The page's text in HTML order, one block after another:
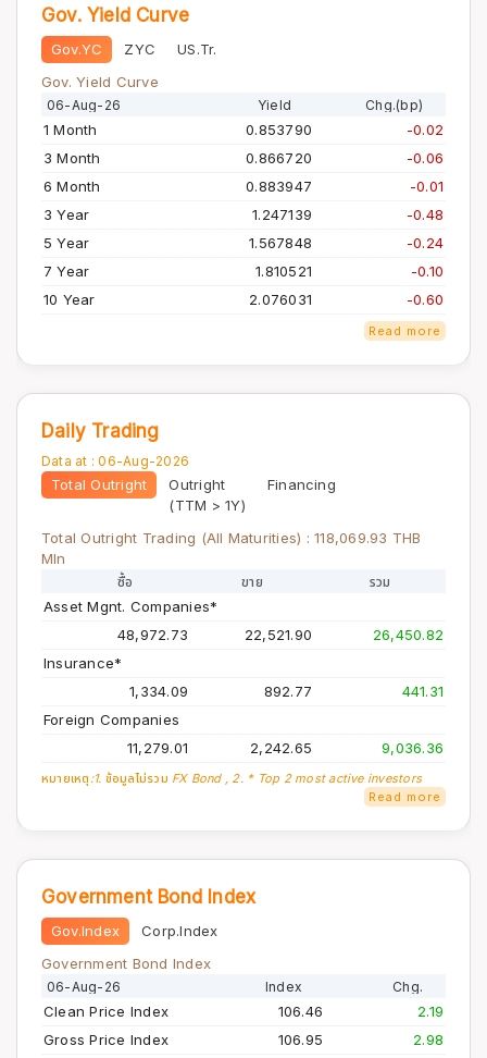
Gov. Yield Curve
Gov.YC ZYC
US.Tr.
Gov. Yield Curve
06-Aug-26 Yield Chg.(bp)
1 Month 0.853790
-0.02
3 Month
0.866720
-0.06
6 Month
0.883947
-0.01
3 Year
1.247139
-0.48
5 Year
1.567848
-0.24
7 Year
1.810521
-0.10
10 Year
2.076031 -0.60
Read more
Daily Trading
Data at :06-Aug-2026
Total Outright
Outright
(TTM > 1Y)
Financing
Total Outright Trading (All Maturities) :118,069.93 THB
Mln
ซื้อ ขาย รวม
Asset Mgnt. Companies*
48,972.73
22,521.90
26,450.82
Insurance*
1,334.09
892.77
441.31
Foreign Companies
11,279.01
2,242.65 9,036.36
หมายเหตุ:1. ข้อมูลไม่รวม FX Bond , 2. * Top 2 most active investors
Read more
Government Bond Index
Gov.Index
Corp.Index
Government Bond Index
06-Aug-26 Index Chg.
Clean Price Index 106.46
2.19
Gross Price Index
106.95
2.98